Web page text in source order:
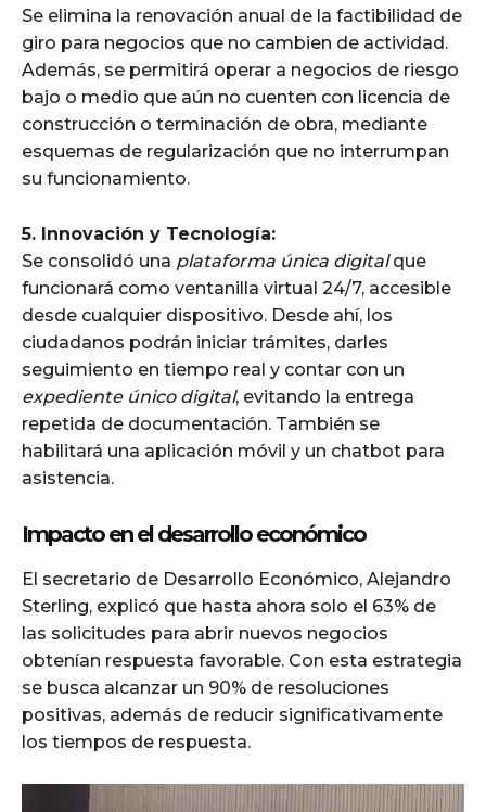
Se elimina la renovación anual de la factibilidad de
giro para negocios que no cambien de actividad.
Además, se permitirá operar a negocios de riesgo
bajo o medio que aún no cuenten con licencia de
construcción o terminación de obra, mediante
esquemas de regularización que no interrumpan
su funcionamiento.
5. Innovación y Tecnología:
Se consolidó una plataforma única digitalque
funcionará como ventanilla virtual 24/7, accesible
desde cualquier dispositivo. Desde ahí, los
ciudadanos podrán iniciar trámites, darles
seguimiento en tiempo real y contar con un
expediente único digital, evitando la entrega
repetida de documentación. También se
habilitará una aplicación móvil y un chatbot para
asistencia.
Impacto en el desarrollo económico
El secretario de Desarrollo Económico, Alejandro
Sterling, explicó que hasta ahora solo el 63% de
las solicitudes para abrir nuevos negocios
obtenían respuesta favorable. Con esta estrategia
se busca alcanzar un 90% de resoluciones
positivas, además de reducir significativamente
los tiempos de respuesta.